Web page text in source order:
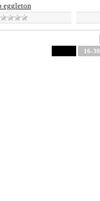
eggleton
16-30